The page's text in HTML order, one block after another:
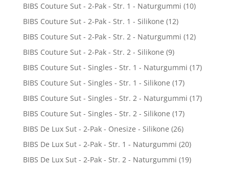
BIBS Couture Sut - 2-Pak - Str. 1 - Naturgummi (10)
BIBS Couture Sut - 2-Pak - Str. 1 - Silikone (12)
BIBS Couture Sut - 2-Pak - Str. 2 - Naturgummi (12)
BIBS Couture Sut - 2-Pak - Str. 2 - Silikone (9)
BIBS Couture Sut - Singles - Str. 1 - Naturgummi (17)
BIBS Couture Sut - Singles - Str. 1 - Silikone (17)
BIBS Couture Sut - Singles - Str. 2 - Naturgummi (17)
BIBS Couture Sut - Singles - Str. 2 - Silikone (17)
BIBS De Lux Sut - 2-Pak - Onesize - Silikone (26)
BIBS De Lux Sut - 2-Pak - Str. 1 - Naturgummi (20)
BIBS De Lux Sut - 2-Pak - Str. 2 - Naturgummi (19)